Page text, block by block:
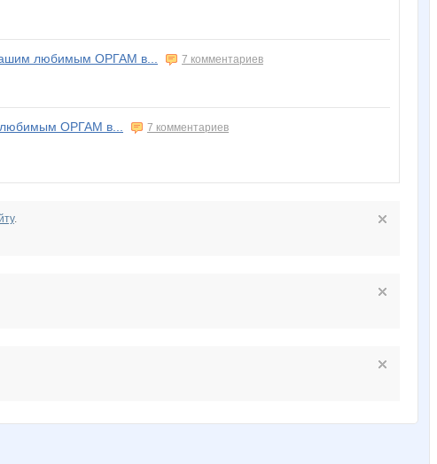
любимым ОРГАМ в...
7 комментариев
ОРГАМ в...
7 комментариев
.